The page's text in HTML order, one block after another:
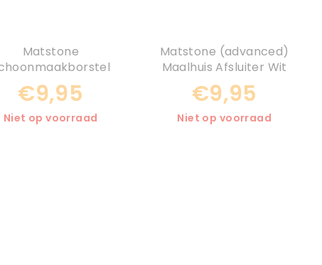
Matstone
€9,95
Niet op voorraad
Matstone (advanced)
Maalhuis Afsluiter Wit
€9,95
Niet op voorraad